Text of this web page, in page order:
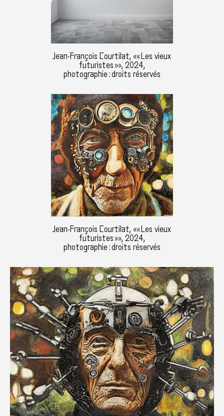
Jean-François Courtilat, «« Les vieux
futuristes »», 2024,
photographie : droits réservés
Jean-François Courtilat, «« Les vieux
futuristes »», 2024,
photographie : droits réservés